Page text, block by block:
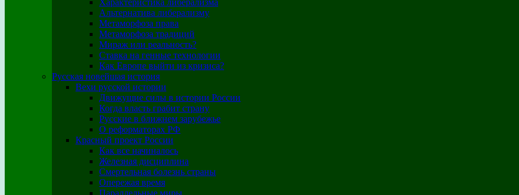
Характеристика либерализма
Альтернатива либерализму
Метаморфоза права
Метаморфоза традиций
Мираж или реальность?
Ставка на генные технологии
Как Европе выйти из кризиса?
Русская новейшая история
Вехи русской истории
Движущие силы в истории России
Когда власть грабит страну
Русские в ближнем зарубежье
О реформаторах РФ
Красный проект России
Как все начиналось
Железная дисциплина
Смертельная болезнь страны
Опережая время
Параллельные миры